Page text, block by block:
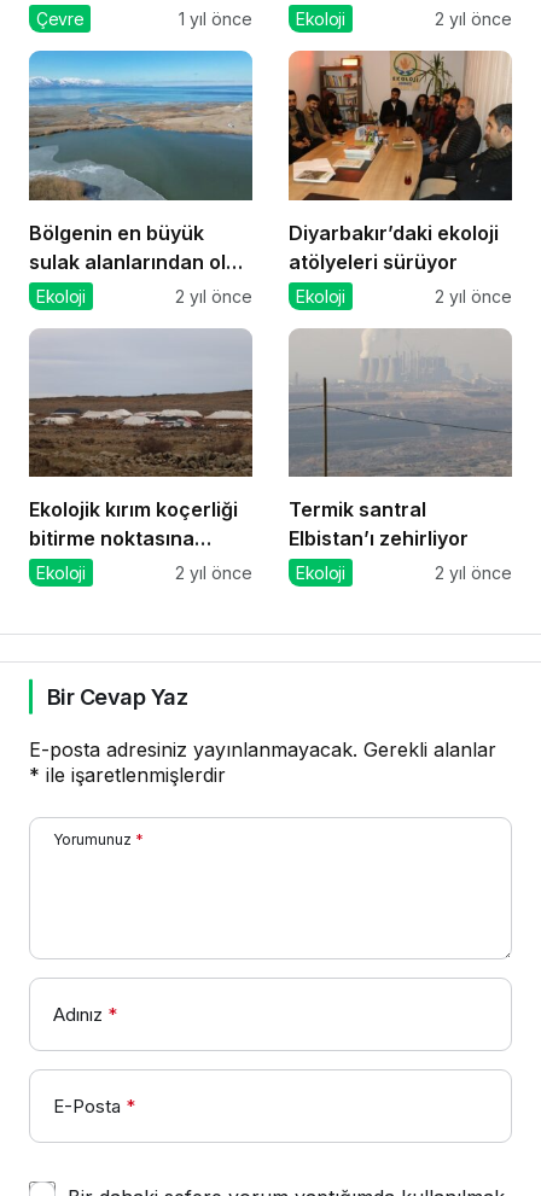
canlının yaşam alanını
Çevre 1 yıl önce Ekoloji 2 yıl önce
Bölgenin en büyük
sulak alanlarından olan
Engil-Dilkaya Deltası
Ekoloji 2 yıl önce
Diyarbakır’daki ekoloji
atölyeleri sürüyor
Ekoloji 2 yıl önce
Ekolojik kırım koçerliği
bitirme noktasına
getirdi
Ekoloji 2 yıl önce
Termik santral
Elbistan’ı zehirliyor
Ekoloji 2 yıl önce
Bir Cevap Yaz
E-posta adresiniz yayınlanmayacak. Gerekli alanlar
* ile işaretlenmişlerdir
Yorumunuz *
Adınız *
E-Posta *